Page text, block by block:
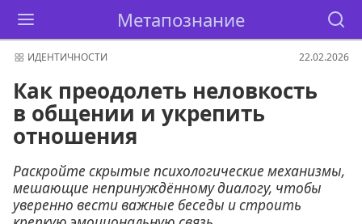
Метапознание
ИДЕНТИЧНОСТИ 22.02.2026
Как преодолеть неловкость
в общении и укрепить
отношения
Раскройте скрытые психологические механизмы,
мешающие непринуждённому диалогу, чтобы
уверенно вести важные беседы и строить